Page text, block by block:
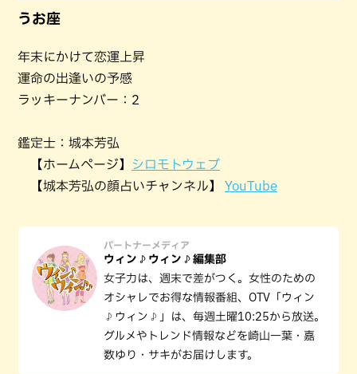
うお座
年末にかけて恋運上昇
運命の出逢いの予感
ラッキーナンバー：2
鑑定士：城本芳弘
【ホームページ】
シロモトウェブ
【城本芳弘の顔占いチャンネル】 YouTube
パートナーメディア
ウィン♪ウィン♪編集部
女子力は、週末で差がつく。女性のための
オシャレでお得な情報番組、OTV「ウィン
♪ウィン♪」は、毎週土曜10:25から放送。
グルメやトレンド情報などを崎山一葉・嘉
数ゆり・サキがお届けします。